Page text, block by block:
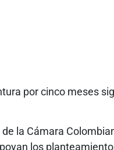
por cinco meses
la Cámara
los